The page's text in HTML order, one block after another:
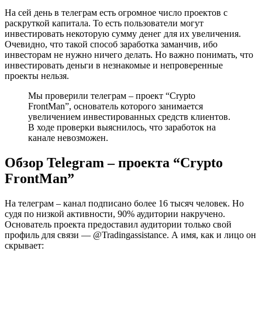
На сей день в телеграм есть огромное число проектов с
раскруткой капитала. То есть пользователи могут
инвестировать некоторую сумму денег для их увеличения.
Очевидно, что такой способ заработка заманчив, ибо
инвесторам не нужно ничего делать. Но важно понимать, что
инвестировать деньги в незнакомые и непроверенные
проекты нельзя.
Мы проверили телеграм – проект “Crypto
FrontMan”, основатель которого занимается
увеличением инвестированных средств клиентов.
В ходе проверки выяснилось, что заработок на
канале невозможен.
Обзор Telegram – проекта “Crypto
FrontMan”
На телеграм – канал подписано более 16 тысяч человек. Но
судя по низкой активности, 90% аудитории накручено.
Основатель проекта предоставил аудитории только свой
профиль для связи — @Tradingassistance. А имя, как и лицо он
скрывает: